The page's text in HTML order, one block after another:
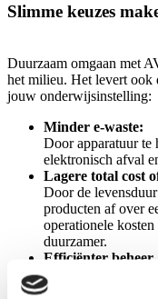
Slimme keuzes
Duurzaam omgaan met
het milieu. Het levert ook
jouw onderwijsinstelling:
Minder e-waste:
Door apparatuur te
elektronisch afval
Lagere total cost
Door de
producten af over
operationele
duurzamer.
Efficiënter beheer
Slimme
verlagen